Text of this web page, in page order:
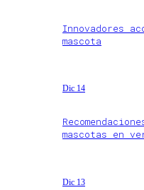
Innovadores
mascota
Dic 14
mascotas en
Dic 13